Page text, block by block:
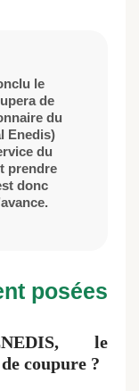
le
de
du
Enedis)
du
prendre
donc
posées
le
coupure ?